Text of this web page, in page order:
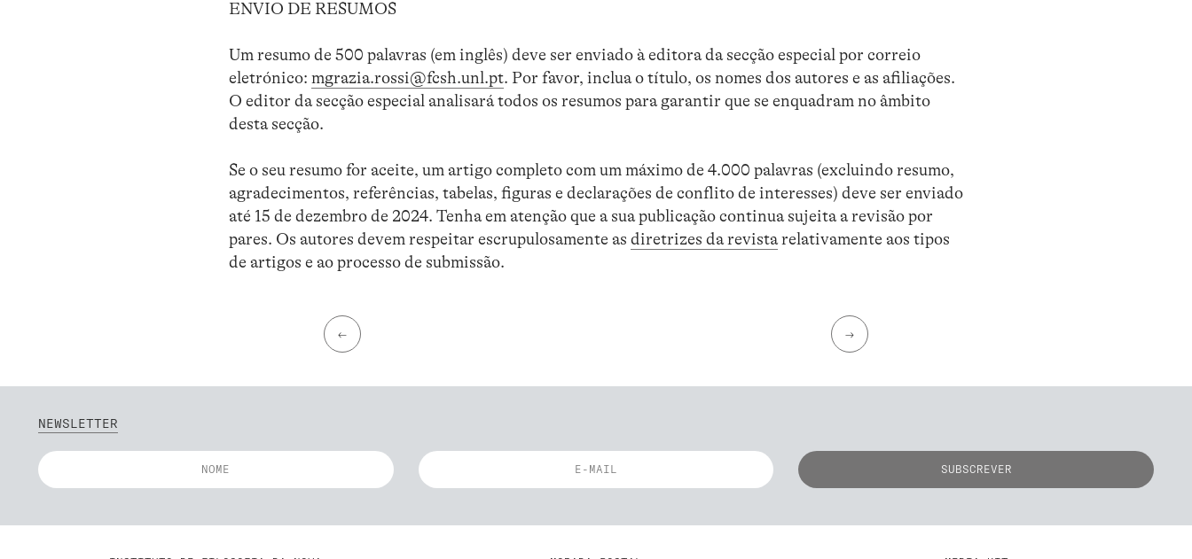
ENVIO DE RESUMOS
Um resumo de 500 palavras (em inglês) deve ser enviado à editora da secção especial por correio
eletrónico: mgrazia.rossi@fcsh.unl.pt. Por favor, inclua o título, os nomes dos autores e as afiliações.
O editor da secção especial analisará todos os resumos para garantir que se enquadram no âmbito
desta secção.
Se o seu resumo for aceite, um artigo completo com um máximo de 4.000 palavras (excluindo resumo,
agradecimentos, referências, tabelas, figuras e declarações de conflito de interesses) deve ser enviado
até 15 de dezembro de 2024. Tenha em atenção que a sua publicação continua sujeita a revisão por
pares. Os autores devem respeitar escrupulosamente as diretrizes da revistarelativamente aos tipos
de artigos e ao processo de submissão.
← →
NEWSLETTER